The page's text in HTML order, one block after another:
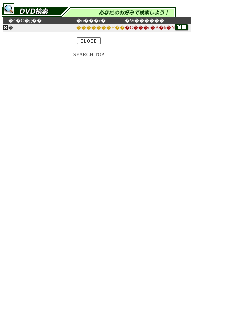
�^�C�g�� �o���ғ�
�W������
�_
�������F���G���e�B�b�N
SEARCH TOP